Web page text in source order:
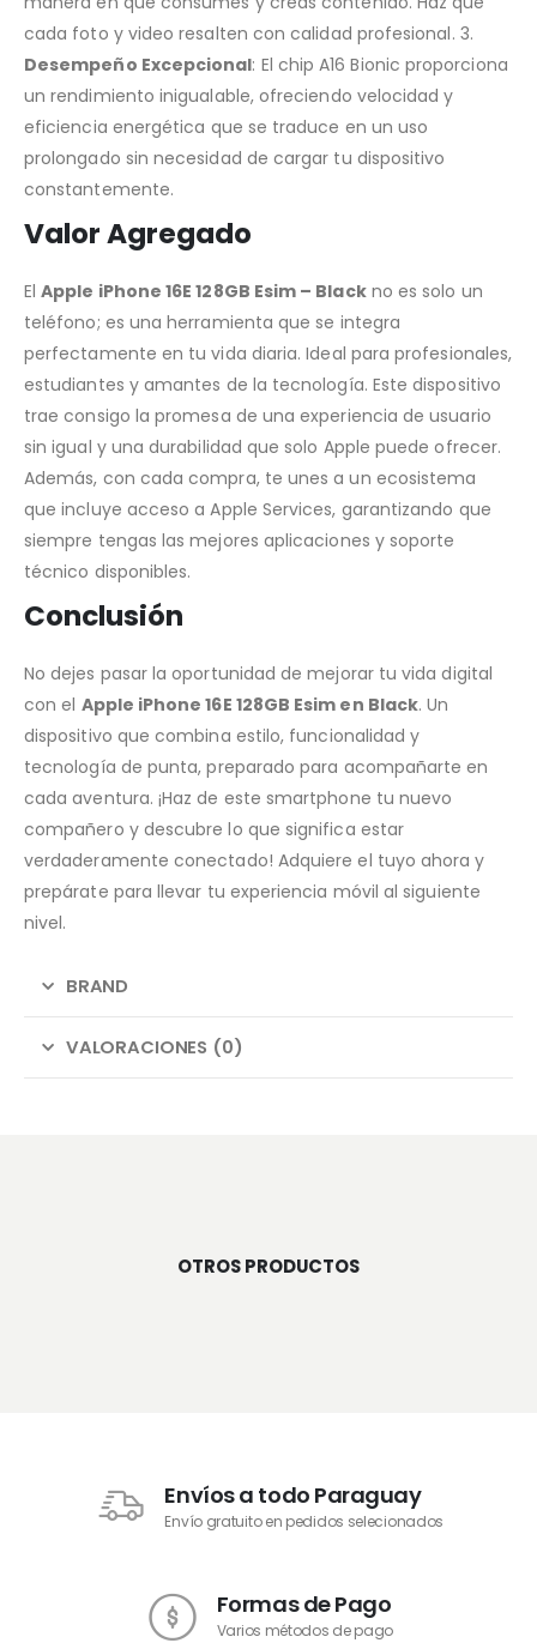
cada foto y video resalten con calidad profesional. 3.
Desempeño Excepcional: El chip A16 Bionic proporciona
un rendimiento inigualable, ofreciendo velocidad y
eficiencia energética que se traduce en un uso
prolongado sin necesidad de cargar tu dispositivo
constantemente.
Valor Agregado
ElApple iPhone 16E 128GB Esim – Blackno es solo un
teléfono; es una herramienta que se integra
perfectamente en tu vida diaria. Ideal para profesionales,
estudiantes y amantes de la tecnología. Este dispositivo
trae consigo la promesa de una experiencia de usuario
sin igual y una durabilidad que solo Apple puede ofrecer.
Además, con cada compra, te unes a un ecosistema
que incluye acceso a Apple Services, garantizando que
siempre tengas las mejores aplicaciones y soporte
técnico disponibles.
Conclusión
No dejes pasar la oportunidad de mejorar tu vida digital
con el Apple iPhone 16E 128GB Esim en Black. Un
dispositivo que combina estilo, funcionalidad y
tecnología de punta, preparado para acompañarte en
cada aventura. ¡Haz de este smartphone tu nuevo
compañero y descubre lo que significa estar
verdaderamente conectado! Adquiere el tuyo ahora y
prepárate para llevar tu experiencia móvil al siguiente
nivel.
BRAND
VALORACIONES (0)
OTROS PRODUCTOS
Envíos a todo Paraguay
Envío gratuito en pedidos selecionados
Formas de Pago
Varios métodos de pago